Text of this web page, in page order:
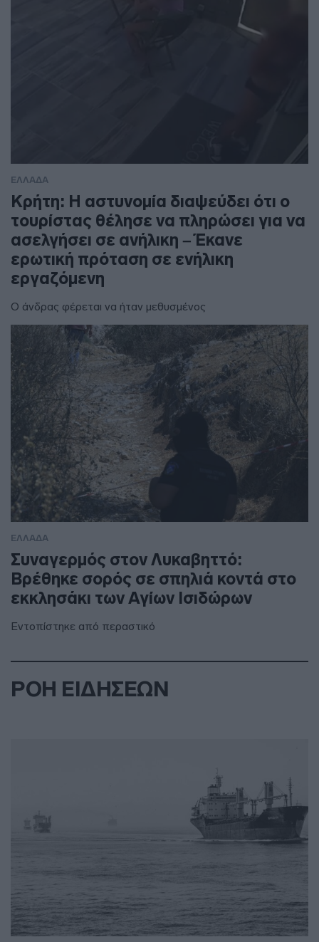
ΕΛΛΑΔΑ
Κρήτη: Η αστυνομία διαψεύδει ότι ο
τουρίστας θέλησε να πληρώσει για να
ασελγήσει σε ανήλικη – Έκανε
ερωτική πρόταση σε ενήλικη
εργαζόμενη
Ο άνδρας φέρεται να ήταν μεθυσμένος
ΕΛΛΑΔΑ
Συναγερμός στον Λυκαβηττό:
Βρέθηκε σορός σε σπηλιά κοντά στο
εκκλησάκι των Αγίων Ισιδώρων
Εντοπίστηκε από περαστικό
ΡΟΗ ΕΙΔΗΣΕΩΝ